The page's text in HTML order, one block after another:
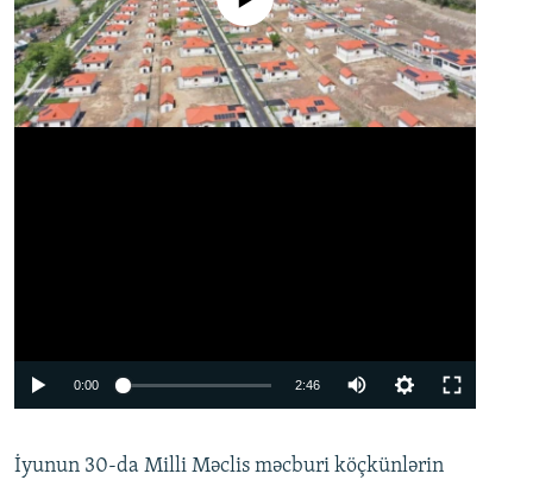
0:00 2:46
360p
İyunun 30-da Milli Məclis məcburi köçkünlərin